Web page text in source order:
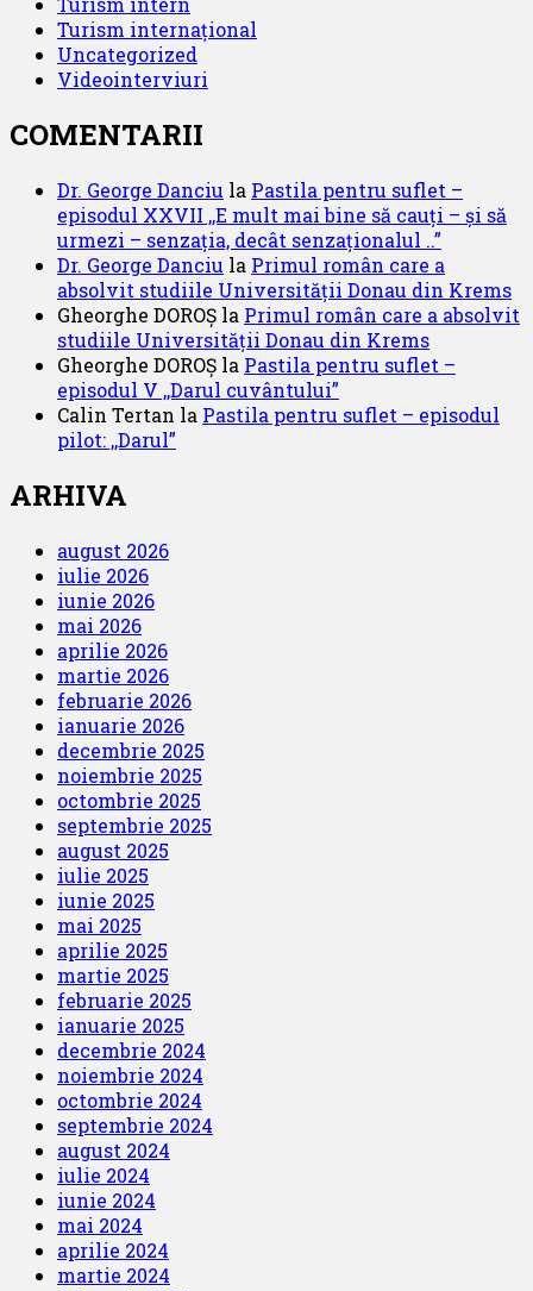
Turism internațional
Uncategorized
Videointerviuri
COMENTARII
Dr. George Danciu la Pastila pentru suflet –
episodul XXVII ,,E mult mai bine să cauți – și să
urmezi – senzația, decât senzaționalul ..”
Dr. George Danciu la Primul român care a
absolvit studiile Universității Donau din Krems
Gheorghe DOROȘ la Primul român care a absolvit
studiile Universității Donau din Krems
Gheorghe DOROȘ la Pastila pentru suflet –
episodul V ,,Darul cuvântului”
Calin Tertan la Pastila pentru suflet – episodul
pilot: ,,Darul”
ARHIVA
august 2026
iulie 2026
iunie 2026
mai 2026
aprilie 2026
martie 2026
februarie 2026
ianuarie 2026
decembrie 2025
noiembrie 2025
octombrie 2025
septembrie 2025
august 2025
iulie 2025
iunie 2025
mai 2025
aprilie 2025
martie 2025
februarie 2025
ianuarie 2025
decembrie 2024
noiembrie 2024
octombrie 2024
septembrie 2024
august 2024
iulie 2024
iunie 2024
mai 2024
aprilie 2024
martie 2024